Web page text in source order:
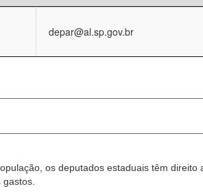
depar@al.sp.gov.br
os deputados estaduais têm